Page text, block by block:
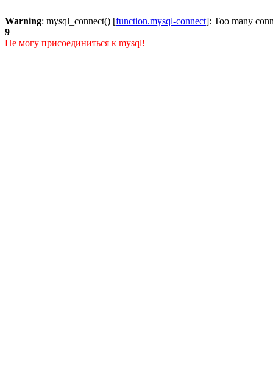
Warning: mysql_connect() [function.mysql-connect]: Too many
9
Не могу присоединиться к mysql!